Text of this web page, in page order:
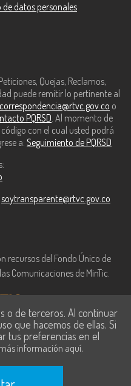
datos personales
Quejas, Reclamos,
puede remitir lo pertinente al
correspondencia@rtvc.gov.co o
PQRSD. Al momento de
con el cual usted podrá
a: Seguimiento de PQRSD
soytransparente@rtvc.gov.co
recursos del Fondo Único de
Comunicaciones de MinTic.
o de terceros. Al continuar
que hacemos de ellas. Si
tus preferencias en el
más información aquí.